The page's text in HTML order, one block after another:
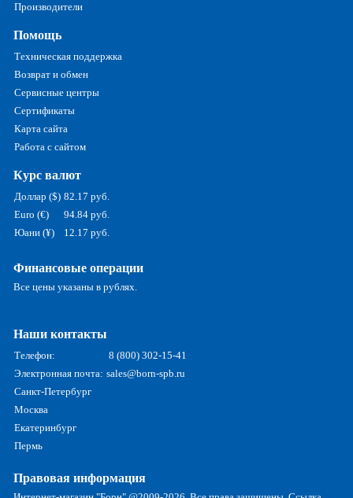
Производители
Помощь
Техническая поддержка
Возврат и обмен
Сервисные центры
Сертификаты
Карта сайта
Работа с сайтом
Курс валют
Доллар ($) 82.17 руб.
Euro (€)
94.84 руб.
Юани (¥)
12.17 руб.
Финансовые операции
Все цены указаны в рублях.
Наши контакты
Телефон:
8 (800) 302-15-41
Электронная почта: sales@born-spb.ru
Санкт-Петербург
Москва
Екатеринбург
Пермь
Правовая информация